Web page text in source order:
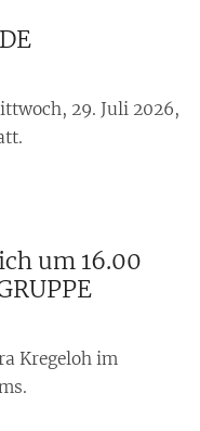
29. Juli 2026,
um 16.00
Kregeloh im